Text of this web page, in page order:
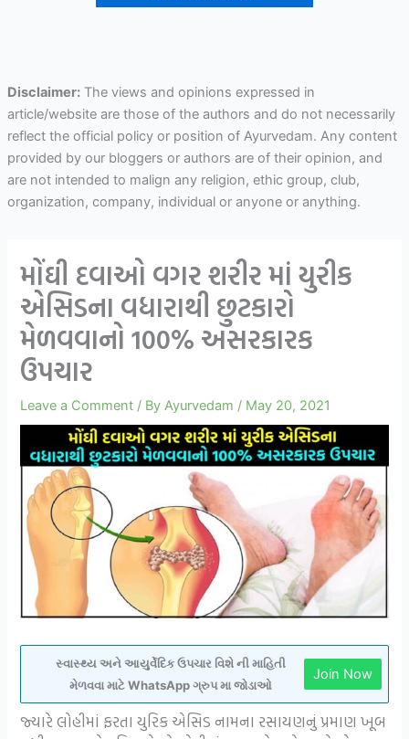
Disclaimer:The views and opinions expressed in
article/website are those of the authors and do not necessarily
reflect the official policy or position of Ayurvedam. Any content
provided by our bloggers or authors are of their opinion, and
are not intended to malign any religion, ethic group, club,
organization, company, individual or anyone or anything.
મોંઘી દવાઓ વગર શરીર માં યુરીક
એસિડના વધારાથી છુટકારો
મેળવવાનો 100% અસરકારક
ઉપચાર
Leave a Comment / ByAyurvedam / May 20, 2021
સ્વાસ્થ્ય અને આયુર્વેદિક ઉપચાર વિશે ની માહિતી
મેળવવા માટે WhatsApp ગ્રુપ મા જોડાઓ
Join Now
જ્યારે લોહીમાં ફરતા યુરિક એસિડ નામના રસાયણનું પ્રમાણ ખૂબ